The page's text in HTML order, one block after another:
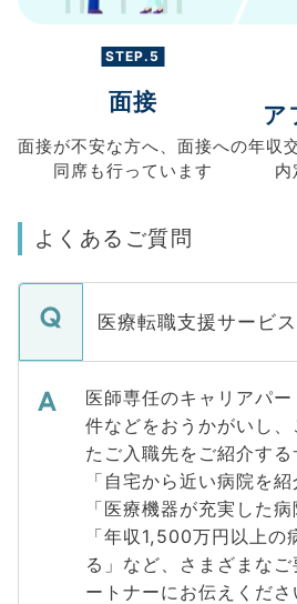
STEP.5
面接
面接が不安な方へ、 面接への
同席も行っています
ア
年収
内
よくあるご質問
医療転職支援サービ
医師専任のキャリアパ
件などをおうかがいし
たご入職先をご紹介する
「自宅から近い病院を紹
「医療機器が充実した病
「年収1,500万円以上の
る」など、さまざまな
ートナーにお伝えくだ